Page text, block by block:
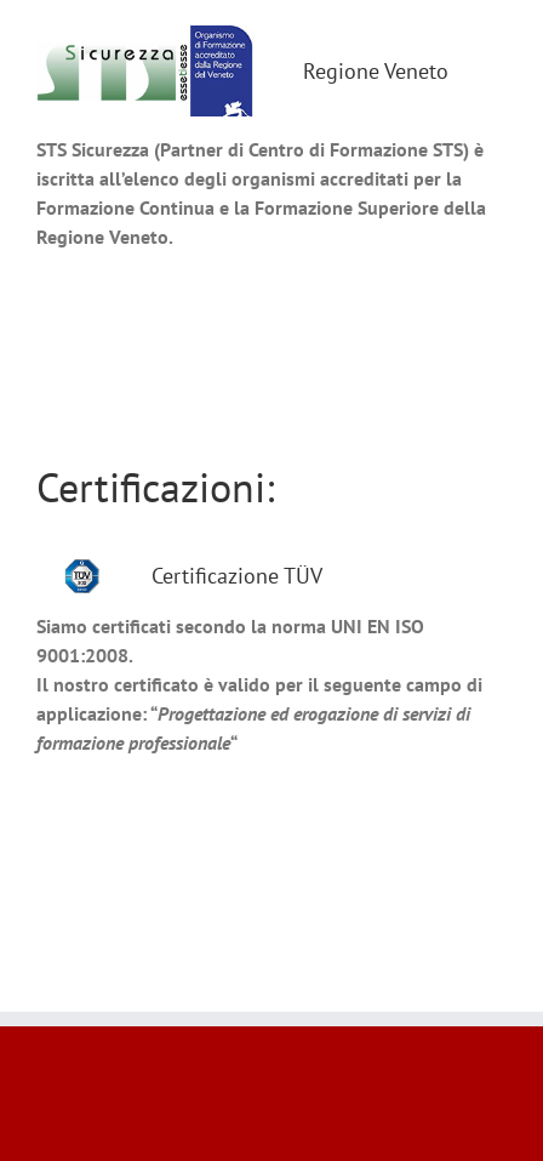
Regione Veneto
STS Sicurezza (Partner di Centro di Formazione STS) è
iscritta all’elenco degli organismi accreditati per la
Formazione Continua e la Formazione Superiore della
Regione Veneto.
Certificazioni:
Certificazione TÜV
Siamo certificati secondo la norma UNI EN ISO
9001:2008.
Il nostro certificato è valido per il seguente campo di
applicazione: “Progettazione ed erogazione di servizi di
formazione professionale“